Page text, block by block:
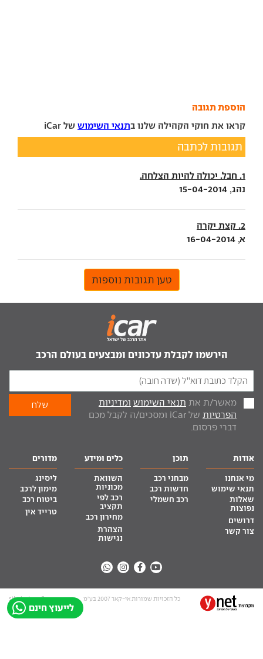
הוספת תגובה
קראו את חוקי הקהילה שלנו בתנאי השימוש של iCar
תגובות לכתבה
1. חבל. יכולה להיות הצלחה.
נהג, 15-04-2014
2. קצת יקרה
א, 16-04-2014
טען תגובות נוספות
לייעוץ חינם
הירשמו לקבלת עדכונים ומבצעים בעולם הרכב
מאשר/ת את תנאי השימוש ומדיניות
הפרטיות
של iCar ומסכים/ה לקבל מכם
דברי פרסום.
אודות
מי אנחנו
תנאי שימוש
שאלות
נפוצות
דרושים
צור קשר
תוכן
מבחני רכב
חדשות רכב
רכב חשמלי
כלים ומידע
השוואת
מכוניות
רכב לפי
תקציב
מחירון רכב
הצהרת
נגישות
מדורים
ליסינג
מימון לרכב
ביטוח רכב
טרייד אין
כל הזכויות שמורות אי-קאר 2007 בע”מ site by tq.soft